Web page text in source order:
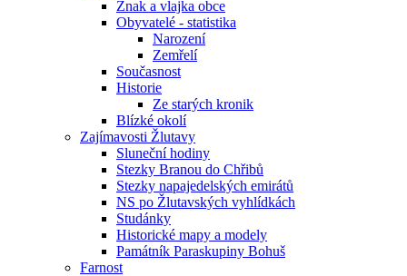
Znak a vlajka obce
Obyvatelé - statistika
Narození
Zemřelí
Současnost
Historie
Ze starých kronik
Blízké okolí
Zajímavosti Žlutavy
Sluneční hodiny
Stezky Branou do Chřibů
Stezky napajedelských emirátů
NS po Žlutavských vyhlídkách
Studánky
Historické mapy a modely
Památník Paraskupiny Bohuš
Farnost